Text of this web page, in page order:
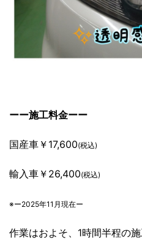
ーー施工料金ーー
国産車￥17,600(税込)
輸入車￥26,400(税込)
※ー2025年11月現在ー
作業はおよそ、1時間半程の